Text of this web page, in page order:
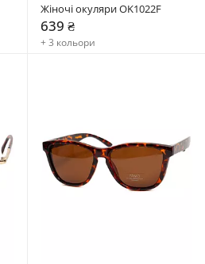
Жіночі окуляри OK1022F
639 ₴
+ 3 кольори